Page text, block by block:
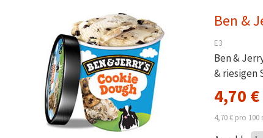
Ben &
E3
Ben &
& riesigen
4,70 €
4,70€ pro 100